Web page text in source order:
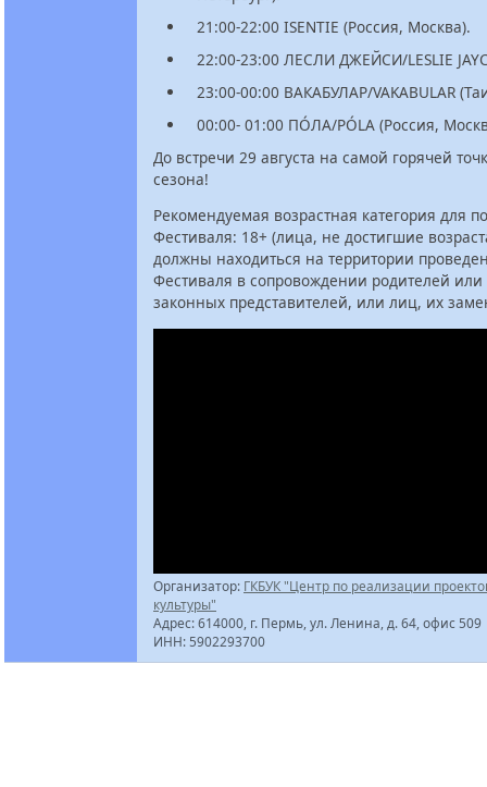
21:00-22:00 ISENTIE (Россия, Москва).
22:00-23:00 ЛЕСЛИ ДЖЕЙСИ/LESLIE
23:00-00:00 ВАКАБУЛАР/VAKABULAR
00:00- 01:00 ПÓЛА/PÓLA (Россия,
До встречи 29 августа на самой горячей
сезона!
Рекомендуемая возрастная категория для
Фестиваля: 18+ (лица, не достигшие
должны находиться на территории
Фестиваля в сопровождении родителей
законных представителей, или лиц, их
Организатор: ГКБУК "Центр по реализации
культуры"
Адрес: 614000, г. Пермь, ул. Ленина, д. 64, офис 509
ИНН: 5902293700